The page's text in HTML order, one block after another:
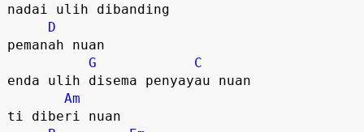
nadai ulih dibanding
D
pemanah nuan
G
C
enda ulih disema penyayau nuan
Am
ti diberi nuan